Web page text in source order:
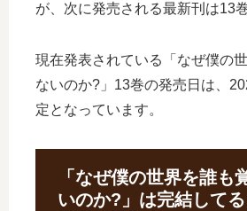
が、次に発売される最新刊は13
現在発表されている「なぜ僕の
ないのか?」13巻の発売日は、
定となっています。
「なぜ僕の世界を誰も
いのか?」は完結して